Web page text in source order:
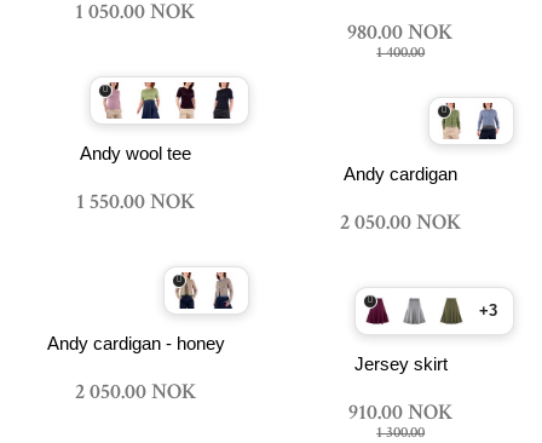
1 050.00 NOK
980.00 NOK
1 400.00
Andy wool tee
1 550.00 NOK
Andy cardigan
2 050.00 NOK
Andy cardigan - honey
2 050.00 NOK
+3
Jersey skirt
910.00 NOK
1 300.00